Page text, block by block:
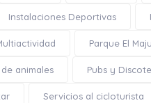
Instalaciones Deportivas
Parque El
animales Pubs y
Servicios al cicloturista